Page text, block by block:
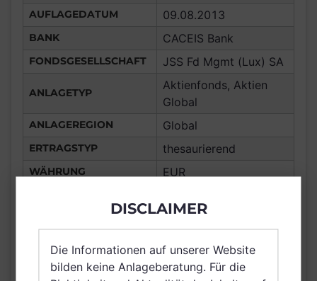
AUFLAGEDATUM 09.08.2013
BANK CACEIS Bank
FONDSGESELLSCHAFT JSS Fd Mgmt (Lux) SA
ANLAGETYP
Aktienfonds, Aktien
Global
ANLAGEREGION Global
ERTRAGSTYP thesaurierend
WÄHRUNG
EUR
Gibraltar, Monaco,
Frankreich,
Deutschland, Spanien,
Italien, Luxemburg,
DISCLAIMER
Die Informationen auf unserer Website
bilden keine Anlageberatung. Für die